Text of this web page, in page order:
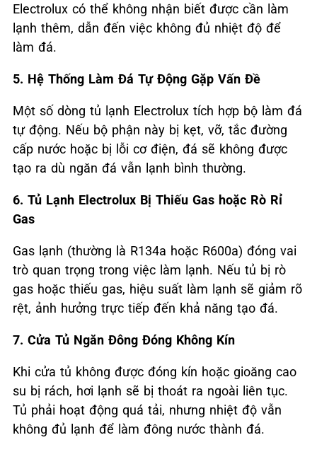
Electrolux có thể không nhận biết được cần làm
lạnh thêm, dẫn đến việc không đủ nhiệt độ để
làm đá.
5. Hệ Thống Làm Đá Tự Động Gặp Vấn Đề
Một số dòng tủ lạnh Electrolux tích hợp bộ làm đá
tự động. Nếu bộ phận này bị kẹt, vỡ, tắc đường
cấp nước hoặc bị lỗi cơ điện, đá sẽ không được
tạo ra dù ngăn đá vẫn lạnh bình thường.
6. Tủ Lạnh Electrolux Bị Thiếu Gas hoặc Rò Rỉ
Gas
Gas lạnh (thường là R134a hoặc R600a) đóng vai
trò quan trọng trong việc làm lạnh. Nếu tủ bị rò
gas hoặc thiếu gas, hiệu suất làm lạnh sẽ giảm rõ
rệt, ảnh hưởng trực tiếp đến khả năng tạo đá.
7. Cửa Tủ Ngăn Đông Đóng Không Kín
Khi cửa tủ không được đóng kín hoặc gioăng cao
su bị rách, hơi lạnh sẽ bị thoát ra ngoài liên tục.
Tủ phải hoạt động quá tải, nhưng nhiệt độ vẫn
không đủ lạnh để làm đông nước thành đá.